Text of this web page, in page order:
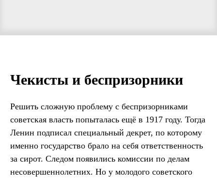
Чекисты и беспризорники
Решить сложную проблему с беспризорниками
советская власть попыталась ещё в 1917 году. Тогда
Ленин подписал специальный декрет, по которому
именно государство брало на себя ответственность
за сирот. Следом появились комиссии по делам
несовершеннолетних. Но у молодого советского